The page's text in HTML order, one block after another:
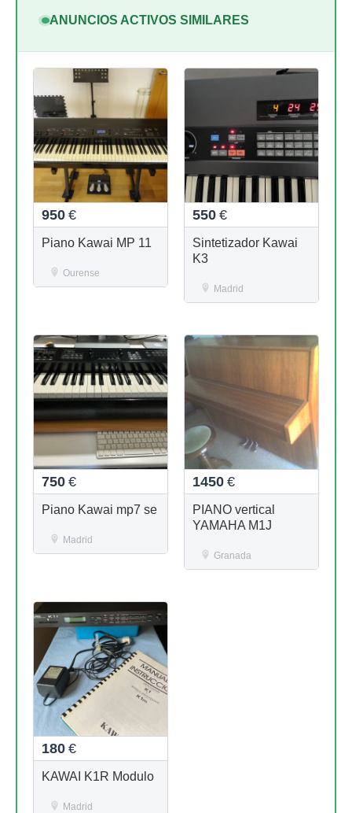
ANUNCIOS ACTIVOS SIMILARES
950 €
Piano Kawai MP 11
Ourense
550 €
Sintetizador Kawai
K3
Madrid
750 €
Piano Kawai mp7 se
Madrid
1450 €
PIANO vertical
YAMAHA M1J
Granada
180 €
KAWAI K1R Modulo
Madrid